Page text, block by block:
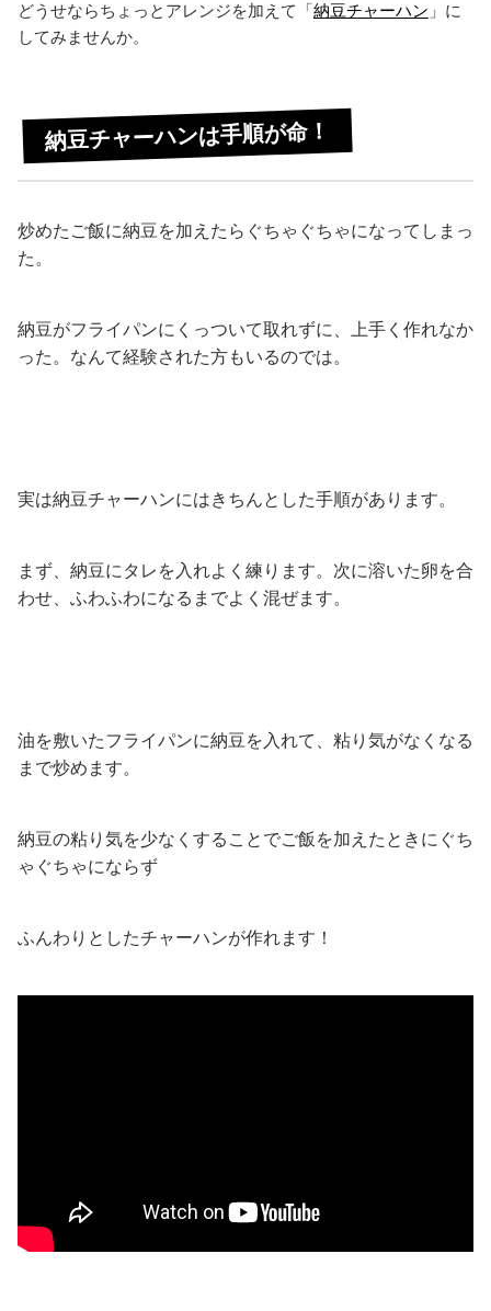
どうせならちょっとアレンジを加えて「納豆チャーハン 」に
してみませんか。
納豆チャーハンは手順が命！
炒めたご飯に納豆を加えたらぐちゃぐちゃになってしまっ
た。
納豆がフライパンにくっついて取れずに、上手く作れなか
った。なんて経験された方もいるのでは。
実は納豆チャーハンにはきちんとした手順があります。
まず、納豆にタレを入れよく練ります。次に溶いた卵を合
わせ、ふわふわになるまでよく混ぜます。
油を敷いたフライパンに納豆を入れて、粘り気がなくなる
まで炒めます。
納豆の粘り気を少なくすることでご飯を加えたときにぐち
ゃぐちゃにならず
ふんわりとしたチャーハンが作れます！